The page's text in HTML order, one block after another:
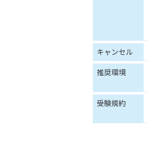
キャンセル
推奨環境
受験規約